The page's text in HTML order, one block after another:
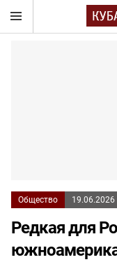
Общество 19.06.2026
Редкая для